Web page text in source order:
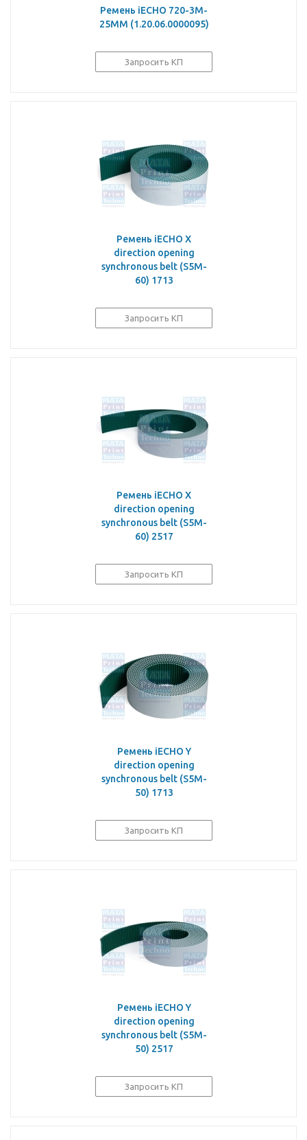
Ремень iECHO 720-3M-
25MM (1.20.06.0000095)
Запросить КП
Ремень iECHO X
direction opening
synchronous belt (S5M-
60) 1713
Запросить КП
Ремень iECHO X
direction opening
synchronous belt (S5M-
60) 2517
Запросить КП
Ремень iECHO Y
direction opening
synchronous belt (S5M-
50) 1713
Запросить КП
Ремень iECHO Y
direction opening
synchronous belt (S5M-
50) 2517
Запросить КП